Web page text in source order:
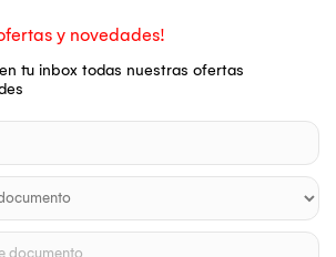
y novedades!
tu inbox todas nuestras ofertas